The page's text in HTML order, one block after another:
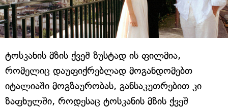
ტოსკანის მზის ქვეშ ზუსტად ის ფილმია,
რომელიც დაუფიქრებლად მოგანდომებთ
იტალიაში მოგზაურობას, განსაკუთრებით კი
ზაფხულში, როდესაც ტოსკანის მზის ქვეშ